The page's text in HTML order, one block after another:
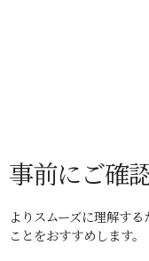
事前にご確
よりスムーズに理解す
ことをおすすめします。